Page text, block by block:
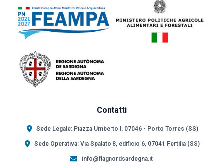
Contatti
Sede Legale: Piazza Umberto I, 07046 - Porto Torres (SS)
Sede Operativa: Via Spalato 8, edificio 6, 07041 Fertilia (SS)
info@flagnordsardegna.it